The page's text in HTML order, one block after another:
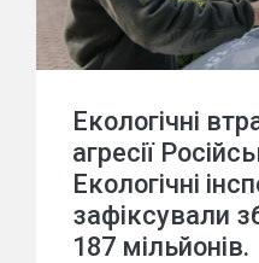
Екологічні
агресії
Екологічні
зафіксували
187 мільйонів.